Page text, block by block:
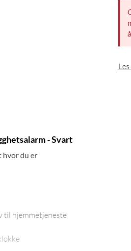
- Svart
hvor du er
til hjemmetjeneste